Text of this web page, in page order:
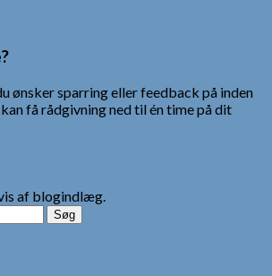
ønsker sparring eller feedback på inden
få rådgivning ned til én time på dit
af blogindlæg.